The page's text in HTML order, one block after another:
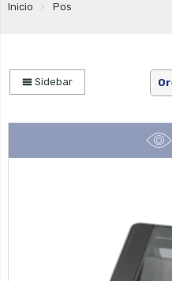
Inicio Pos
Sidebar